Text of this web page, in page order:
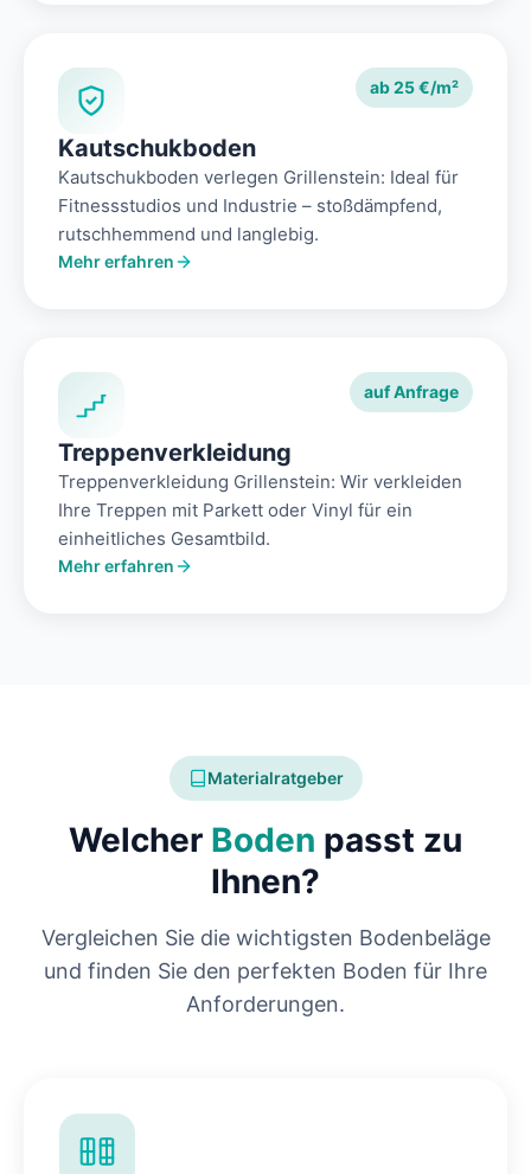
ab 25 €/m²
Kautschukboden
Kautschukboden verlegen Grillenstein: Ideal für
Fitnessstudios und Industrie – stoßdämpfend,
rutschhemmend und langlebig.
Mehr erfahren
auf Anfrage
Treppenverkleidung
Treppenverkleidung Grillenstein: Wir verkleiden
Ihre Treppen mit Parkett oder Vinyl für ein
einheitliches Gesamtbild.
Mehr erfahren
Materialratgeber
Welcher Boden passt zu
Ihnen?
Vergleichen Sie die wichtigsten Bodenbeläge
und finden Sie den perfekten Boden für Ihre
Anforderungen.